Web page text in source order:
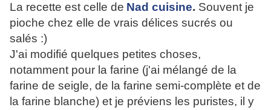
La recette est celle de Nad cuisine. Souvent je
pioche chez elle de vrais délices sucrés ou
salés :)
J'ai modifié quelques petites choses,
notamment pour la farine (j'ai mélangé de la
farine de seigle, de la farine semi-complète et de
la farine blanche) et je préviens les puristes, il y